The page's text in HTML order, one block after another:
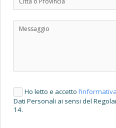
Ho letto e accettol’informativa
Dati Personali ai sensi del
14.